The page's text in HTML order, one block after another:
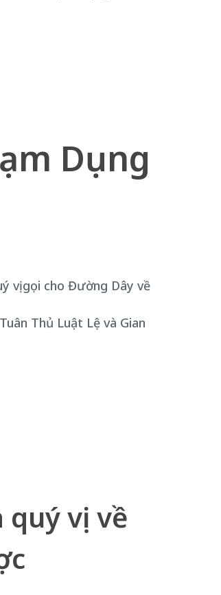
Dụng
vị gọi cho Đường Dây về
Thủ Luật Lệ và Gian
vị về